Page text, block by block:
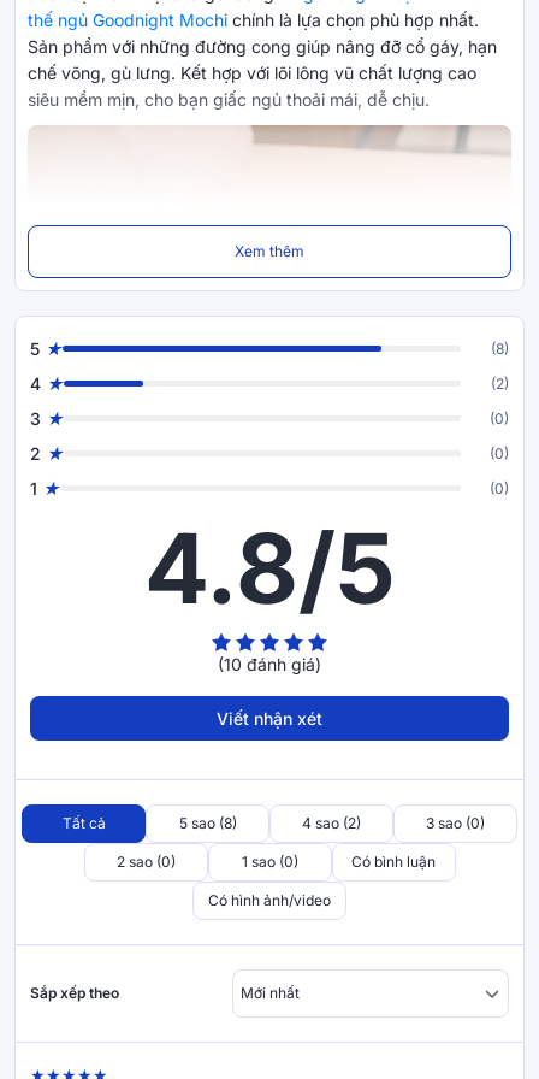
thế ngủ Goodnight Mochi chính là lựa chọn phù hợp nhất.
Sản phẩm với những đường cong giúp nâng đỡ cổ gáy, hạn
chế võng, gù lưng. Kết hợp với lõi lông vũ chất lượng cao
siêu mềm mịn, cho bạn giấc ngủ thoải mái, dễ chịu.
Sợi lông vũ nhân tạo êm ái, thoáng khí
30% nguyên sinh và 70% tái sinh gối định hình gối lông vũ
Goodnight Mochi siêu mềm mại. Bạn có thể dễ dàng cảm
mát xa vùng đầu, cổ.
Cũng nhờ kết cấu từ các sợi bông siêu mảnh,gốicó khả
năng thoáng khí tốt giúp hạn chế tình trạng nóng bí, toát mồ
hôi gây ra mụn hay các vấn đề về da đầu. Đặc biệt phù hợp
Tình trạng gối bị xổ lông xuyên qua vải khiến da tiếp xúc bị
Xem thêm
5 (8)
4 (2)
3 (0)
2 (0)
1 (0)
4.8/5
(10 đánh giá)
Viết nhận xét
Tất cả 5 sao (8) 4 sao (2) 3 sao (0)
2 sao (0) 1 sao (0) Có bình luận
Có hình ảnh/video
Sắp xếp theo